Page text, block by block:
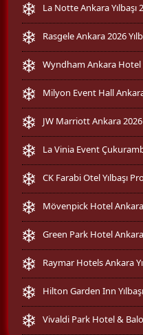
La Notte Ankara Yılbaşı
Rasgele Ankara 2026
Wyndham Ankara Hotel
Milyon Event Hall Ankara
JW Marriott Ankara 2026
La Vinia Event
CK Farabi Otel Yılbaşı
Mövenpick Hotel Ankara
Green Park Hotel Ankara
Raymar Hotels Ankara
Hilton Garden Inn
Vivaldi Park Hotel & Balo